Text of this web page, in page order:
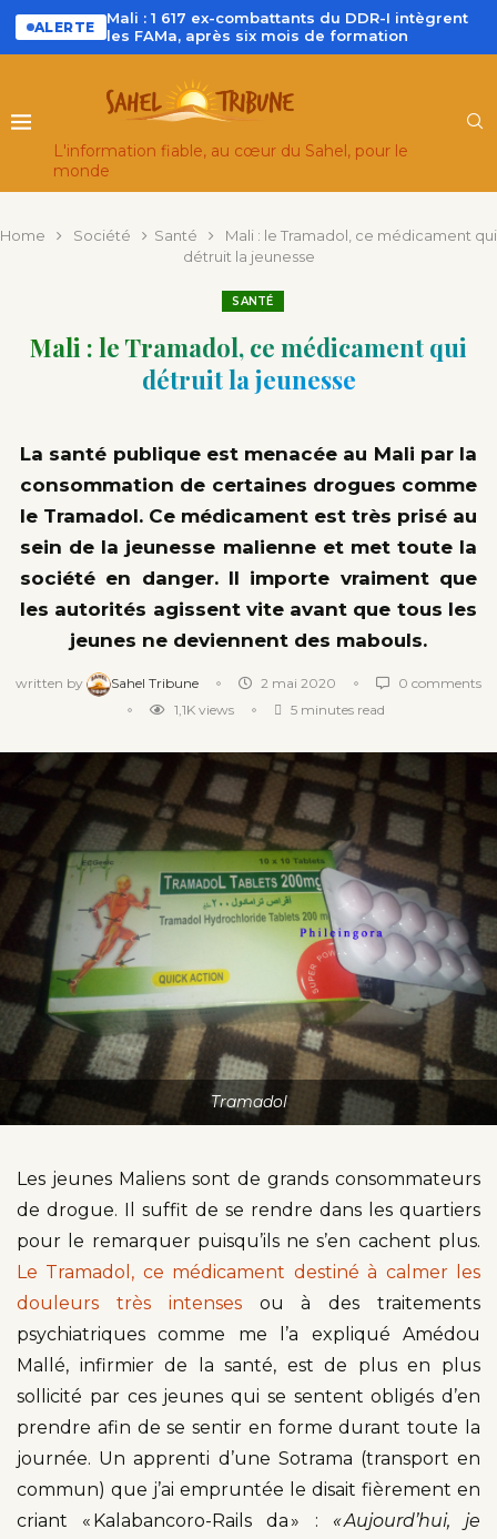
ALERTE
Mali : 1 617 ex-combattants du DDR-I intègrent
les FAMa, après six mois de formation
L'information fiable, au cœur du Sahel, pour le
monde
Home Société Santé
Mali : le Tramadol, ce médicament qui
détruit la jeunesse
SANTÉ
Mali : le Tramadol, ce médicament qui
détruit la jeunesse
La santé publique est menacée au Mali par la
consommation de certaines drogues comme
le Tramadol. Ce médicament est très prisé au
sein de la jeunesse malienne et met toute la
société en danger. Il importe vraiment que
les autorités agissent vite avant que tous les
jeunes ne deviennent des mabouls.
written by Sahel Tribune 2 mai 2020
0 comments
1,1Kviews 5 minutes read
Tramadol
Les jeunes Maliens sont de grands consommateurs
de drogue. Il suffit de se rendre dans les quartiers
pour le remarquer puisqu’ils ne s’en cachent plus.
Le Tramadol, ce médicament destinéà calmer les
douleurs très intensesou à des traitements
psychiatriques comme me l’a expliqué Amédou
Mallé, infirmier de la santé, est de plus en plus
sollicité par ces jeunes qui se sentent obligés d’en
prendre afin de se sentir en forme durant toute la
journée. Un apprenti d’une Sotrama (transport en
commun) que j’ai empruntée le disait fièrement en
criant « Kalabancoro-Rails da » : « Aujourd’hui, je